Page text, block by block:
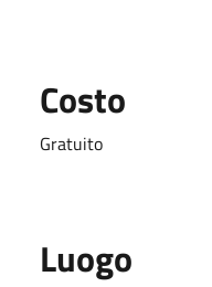
Costo
Gratuito
Luogo